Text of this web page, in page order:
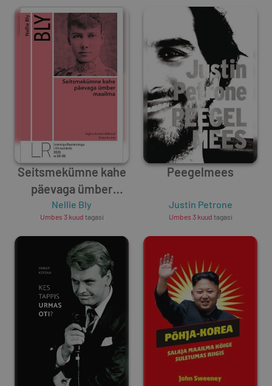
Seitsmekümne kahe
päevaga ümber
maailma
Nellie Bly
Umbes 3 kuud tagasi
Peegelmees
Justin Petrone
Umbes 3 kuud tagasi